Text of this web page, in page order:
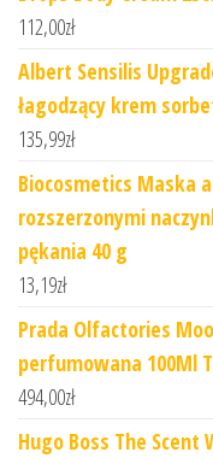
112,00zł
Albert Sensilis
łagodzący krem
135,99zł
Biocosmetics Maska
rozszerzonymi
pękania 40 g
13,19zł
Prada Olfactories
perfumowana 100Ml
494,00zł
Hugo Boss The Scent